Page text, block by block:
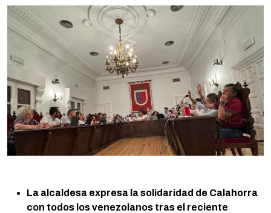
La alcaldesa expresa la solidaridad de Calahorra
con todos los venezolanos tras el reciente